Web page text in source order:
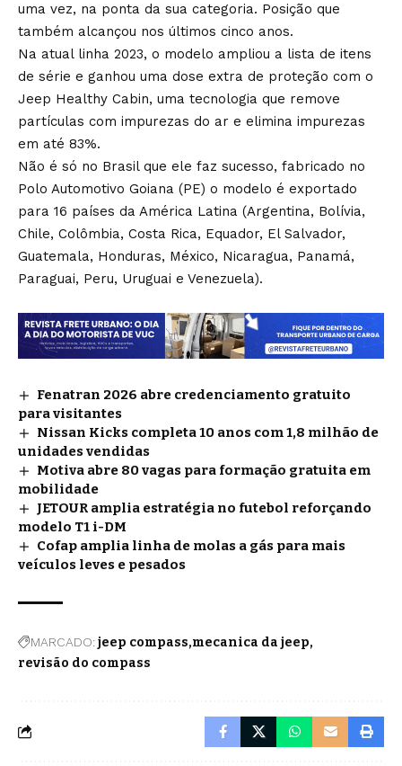
uma vez, na ponta da sua categoria. Posição que
também alcançou nos últimos cinco anos.
Na atual linha 2023, o modelo ampliou a lista de itens
de série e ganhou uma dose extra de proteção com o
Jeep Healthy Cabin, uma tecnologia que remove
partículas com impurezas do ar e elimina impurezas
em até 83%.
Não é só no Brasil que ele faz sucesso, fabricado no
Polo Automotivo Goiana (PE) o modelo é exportado
para 16 países da América Latina (Argentina, Bolívia,
Chile, Colômbia, Costa Rica, Equador, El Salvador,
Guatemala, Honduras, México, Nicaragua, Panamá,
Paraguai, Peru, Uruguai e Venezuela).
Fenatran 2026 abre credenciamento gratuito
para visitantes
Nissan Kicks completa 10 anos com 1,8 milhão de
unidades vendidas
Motiva abre 80 vagas para formação gratuita em
mobilidade
JETOUR amplia estratégia no futebol reforçando
modelo T1 i-DM
Cofap amplia linha de molas a gás para mais
veículos leves e pesados
MARCADO:jeep compass mecanica da jeep
revisão do compass